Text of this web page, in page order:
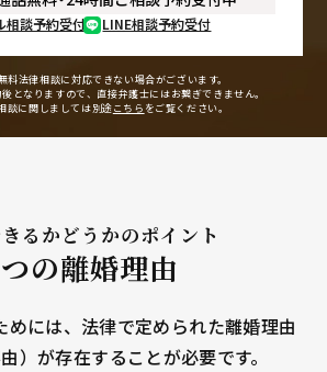
相談予約受付 LINE相談予約受付
料法律相談に対応できない場合がございます。
となりますので、 直接弁護士にはお繋ぎできません。
談に関しましては別途こちら をご覧ください。
るかどうかのポイント
の離婚理由
めには、法律で定められた離婚理由
）が存在することが必要です。